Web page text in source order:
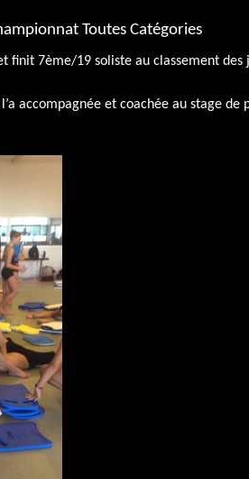
Toutes Catégories
finit 7ème/19 soliste au classement des
accompagnée et coachée au stage de